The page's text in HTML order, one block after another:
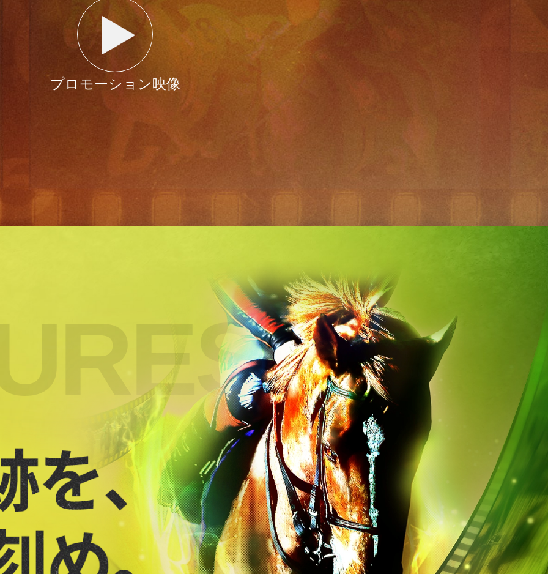
プロモーション映像